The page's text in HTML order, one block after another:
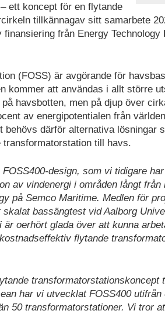
ett koncept för en flytande
tillkännagav sitt samarbete
från Energy Technology
(FOSS) är avgörande för
kommer att användas i allt större
havsbotten, men på djup över
av energipotentialen från
behövs därför alternativa lösningar
till havs.
design, som vi tidigare
av vindenergi i områden långt
på Semco Maritime. Medlen för
bassängtest vid Aalborg
oerhört glada över att kunna
flytande
transformatorstationskoncept
har vi utvecklat FOSS400
50 transformatorstationer. Vi tror